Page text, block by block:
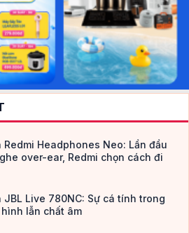
Headphones Neo: Lần đầu
over-ear, Redmi chọn cách đi
Live 780NC: Sự cá tính trong
lẫn chất âm